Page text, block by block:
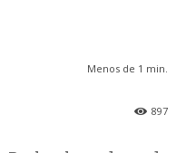
Menos de 1 min.
897